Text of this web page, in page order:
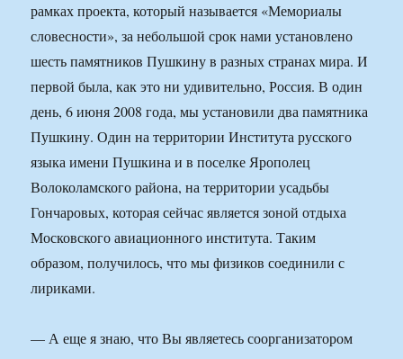
рамках проекта, который называется «Мемориалы
словесности», за небольшой срок нами установлено
шесть памятников Пушкину в разных странах мира. И
первой была, как это ни удивительно, Россия. В один
день, 6 июня 2008 года, мы установили два памятника
Пушкину. Один на территории Института русского
языка имени Пушкина и в поселке Ярополец
Волоколамского района, на территории усадьбы
Гончаровых, которая сейчас является зоной отдыха
Московского авиационного института. Таким
образом, получилось, что мы физиков соединили с
лириками.
— А еще я знаю, что Вы являетесь соорганизатором